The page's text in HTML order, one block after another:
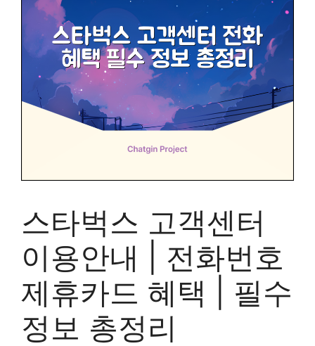
스타벅스 고객센터
이용안내 | 전화번호
제휴카드 혜택 | 필수
정보 총정리